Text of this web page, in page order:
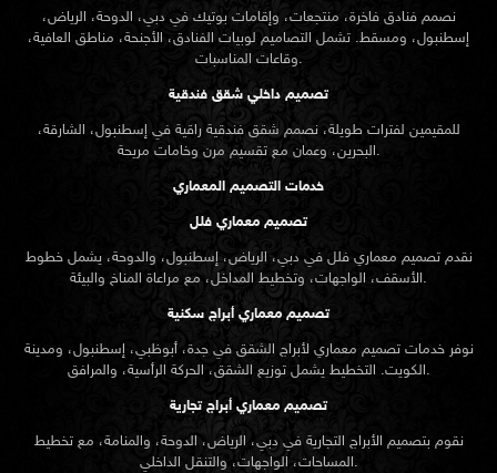
نصمم فنادق فاخرة، منتجعات، وإقامات بوتيك في دبي، الدوحة، الرياض،
إسطنبول، ومسقط. تشمل التصاميم لوبيات الفنادق، الأجنحة، مناطق العافية،
وقاعات المناسبات.
تصميم داخلي شقق فندقية
للمقيمين لفترات طويلة، نصمم شقق فندقية راقية في إسطنبول، الشارقة،
البحرين، وعمان مع تقسيم مرن وخامات مريحة.
خدمات التصميم المعماري
تصميم معماري فلل
نقدمتصميم معماري فلل في دبي، الرياض، إسطنبول، والدوحة، يشمل خطوط
الأسقف، الواجهات، وتخطيط المداخل، مع مراعاة المناخ والبيئة.
تصميم معماري أبراج سكنية
نوفر خدمات تصميم معماري لأبراج الشقق في جدة، أبوظبي، إسطنبول، ومدينة
الكويت. التخطيط يشمل توزيع الشقق، الحركة الرأسية، والمرافق.
تصميم معماري أبراج تجارية
نقوم بتصميم الأبراج التجارية في دبي، الرياض، الدوحة، والمنامة، مع تخطيط
المساحات، الواجهات، والتنقل الداخلي.